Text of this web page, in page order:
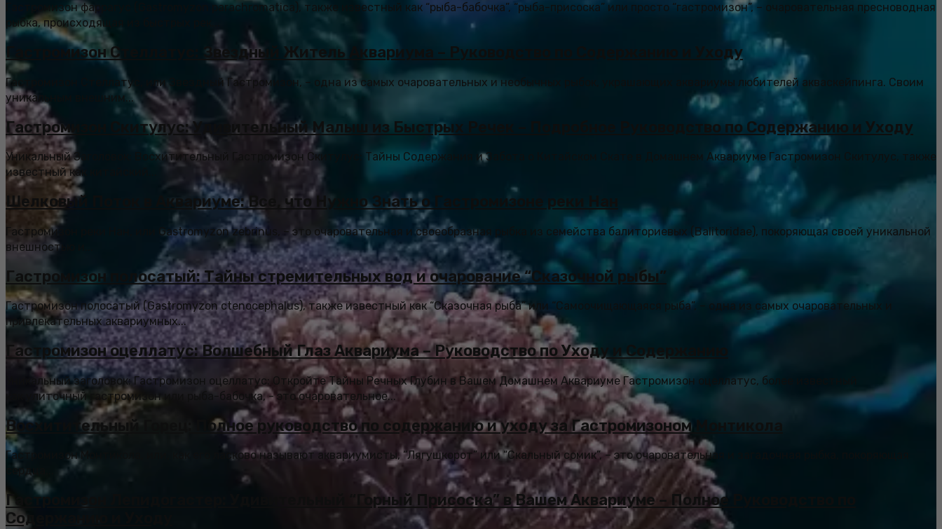
Гастромизон фаррагус (Gastromyzon parachromatica), также известный как “рыба-бабочка”, “рыба-присоска” или просто “гастромизон”, – очаровательная пресноводная
рыбка, происходящая из быстрых рек...
Гастромизон Стеллатус: Звездный Житель Аквариума – Руководство по Содержанию и Уходу
Гастромизон Стеллатус, или Звездный Гастромизон, – одна из самых очаровательных и необычных рыбок, украшающих аквариумы любителей акваскейпинга. Своим
уникальным внешним...
Гастромизон Скитулус: Удивительный Малыш из Быстрых Речек – Подробное Руководство по Содержанию и Уходу
Уникальный Заголовок: Восхитительный Гастромизон Скитулус: Тайны Содержания и Забота о Китайском Скате в Домашнем Аквариуме Гастромизон Скитулус, также
известный как китайский...
Шелковый Поток в Аквариуме: Все, что Нужно Знать о Гастромизоне реки Нан
Гастромизон реки Нан, или Gastromyzon zebrinus, – это очаровательная и своеобразная рыбка из семейства балиториевых (Balitoridae), покоряющая своей уникальной
внешностью и...
Гастромизон полосатый: Тайны стремительных вод и очарование “Сказочной рыбы”
Гастромизон полосатый (Gastromyzon ctenocephalus), также известный как “Сказочная рыба” или “Самоочищающаяся рыба”, – одна из самых очаровательных и
привлекательных аквариумных...
Гастромизон оцеллатус: Волшебный Глаз Аквариума – Руководство по Уходу и Содержанию
Уникальный заголовок: Гастромизон оцеллатус: Откройте Тайны Речных Глубин в Вашем Домашнем Аквариуме Гастромизон оцеллатус, более известный
как улиточный гастромизон или рыба-бабочка, - это очаровательное...
Восхитительный Горец: Полное руководство по содержанию и уходу за Гастромизоном Монтикола
Гастромизон Монтикола, или, как его ласково называют аквариумисты, “Лягушкорот” или “Скальный сомик”, – это очаровательная и загадочная рыбка, покоряющая
сердца...
Гастромизон Лепидогастер: Удивительный “Горный Присоска” в Вашем Аквариуме – Полное Руководство по
Содержанию и Уходу